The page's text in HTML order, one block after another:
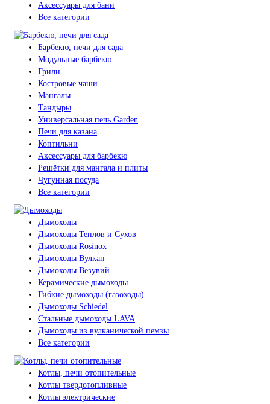
Аксессуары для бани
Все категории
Барбекю, печи для сада
Модульные барбекю
Грили
Костровые чаши
Мангалы
Тандыры
Универсальная печь Garden
Печи для казана
Коптильни
Аксессуары для барбекю
Решётки для мангала и плиты
Чугунная посуда
Все категории
Дымоходы
Дымоходы Теплов и Сухов
Дымоходы Rosinox
Дымоходы Вулкан
Дымоходы Везувий
Керамические дымоходы
Гибкие дымоходы (газоходы)
Дымоходы Schiedel
Стальные дымоходы LAVA
Дымоходы из вулканической пемзы
Все категории
Котлы, печи отопительные
Котлы твердотопливные
Котлы электрические